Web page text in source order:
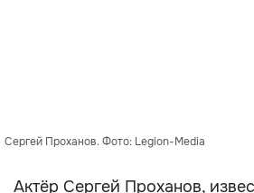
Сергей Проханов. Фото: Legion-Media
Актёр Сергей Проханов,